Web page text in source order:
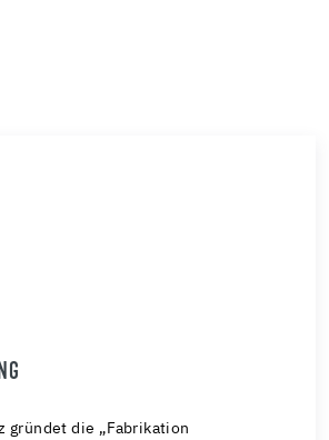
gründet die „Fabrikation